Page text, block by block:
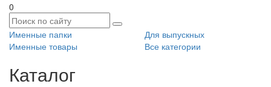
0
Именные папки
Для выпускных
Именные товары
Все категории
Каталог